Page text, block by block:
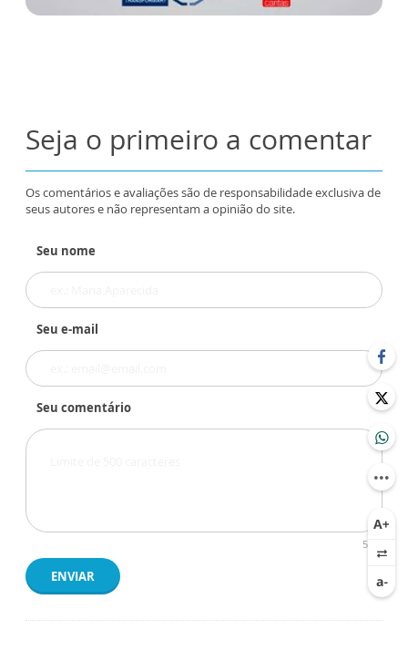
Seja o primeiro a comentar
Os comentários e avaliações são de responsabilidade exclusiva de
seus autores e não representam a opinião do site.
Seu nome
Seu e-mail
Seu comentário
500
ENVIAR